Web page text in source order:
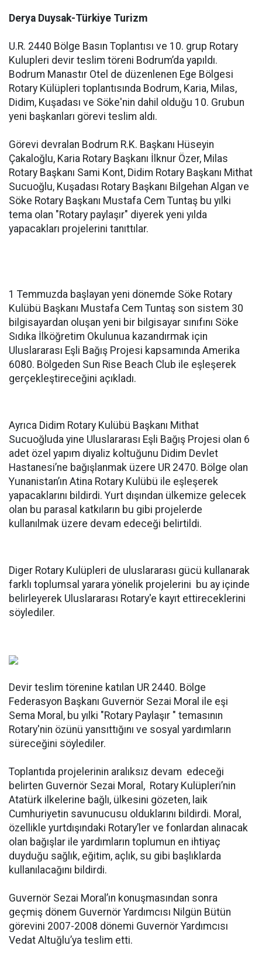
Derya Duysak-Türkiye Turizm
U.R. 2440 Bölge Basın Toplantısı ve 10. grup Rotary
Kulupleri devir teslim töreni Bodrum’da yapıldı.
Bodrum Manastır Otel de düzenlenen Ege Bölgesi
Rotary Külüpleri toplantısında Bodrum, Karia, Milas,
Didim, Kuşadası ve Söke'nin dahil olduğu 10. Grubun
yeni başkanları görevi teslim aldı.
Görevi devralan Bodrum R.K. Başkanı Hüseyin
Çakaloğlu, Karia Rotary Başkanı İlknur Özer, Milas
Rotary Başkanı Sami Kont, Didim Rotary Başkanı Mithat
Sucuoğlu, Kuşadası Rotary Başkanı Bilgehan Algan ve
Söke Rotary Başkanı Mustafa Cem Tuntaş bu yılki
tema olan "Rotary paylaşır" diyerek yeni yılda
yapacakları projelerini tanıttılar.
1 Temmuzda başlayan yeni dönemde Söke Rotary
Kulübü Başkanı Mustafa Cem Tuntaş son sistem 30
bilgisayardan oluşan yeni bir bilgisayar sınıfını Söke
Sıdıka İlköğretim Okulunua kazandırmak için
Uluslararası Eşli Bağış Projesi kapsamında Amerika
6080. Bölgeden Sun Rise Beach Club ile eşleşerek
gerçekleştireceğini açıkladı.
Ayrıca Didim Rotary Kulübü Başkanı Mithat
Sucuoğluda yine Uluslararası Eşli Bağış Projesi olan 6
adet özel yapım diyaliz koltuğunu Didim Devlet
Hastanesi’ne bağışlanmak üzere UR 2470. Bölge olan
Yunanistan’ın Atina Rotary Kulübü ile eşleşerek
yapacaklarını bildirdi. Yurt dışından ülkemize gelecek
olan bu parasal katkıların bu gibi projelerde
kullanılmak üzere devam edeceği belirtildi.
Diger Rotary Kulüpleri de uluslararası gücü kullanarak
farklı toplumsal yarara yönelik projelerini bu ay içinde
belirleyerek Uluslararası Rotary'e kayıt ettireceklerini
söylediler.
Devir teslim törenine katılan UR 2440. Bölge
Federasyon Başkanı Guvernör Sezai Moral ile eşi
Sema Moral, bu yılki "Rotary Paylaşır " temasının
Rotary'nin özünü yansıttığını ve sosyal yardımların
süreceğini söylediler.
Toplantıda projelerinin aralıksız devam edeceği
belirten Guvernör Sezai Moral, Rotary Kulüpleri’nin
Atatürk ilkelerine bağlı, ülkesini gözeten, laik
Cumhuriyetin savunucusu olduklarını bildirdi. Moral,
özellikle yurtdışındaki Rotary’ler ve fonlardan alınacak
olan bağışlar ile yardımların toplumun en ihtiyaç
duyduğu sağlık, eğitim, açlık, su gibi başlıklarda
kullanılacağını bildirdi.
Guvernör Sezai Moral’ın konuşmasından sonra
geçmiş dönem Guvernör Yardımcısı Nilgün Bütün
görevini 2007-2008 dönemi Guvernör Yardımcısı
Vedat Altuğlu’ya teslim etti.